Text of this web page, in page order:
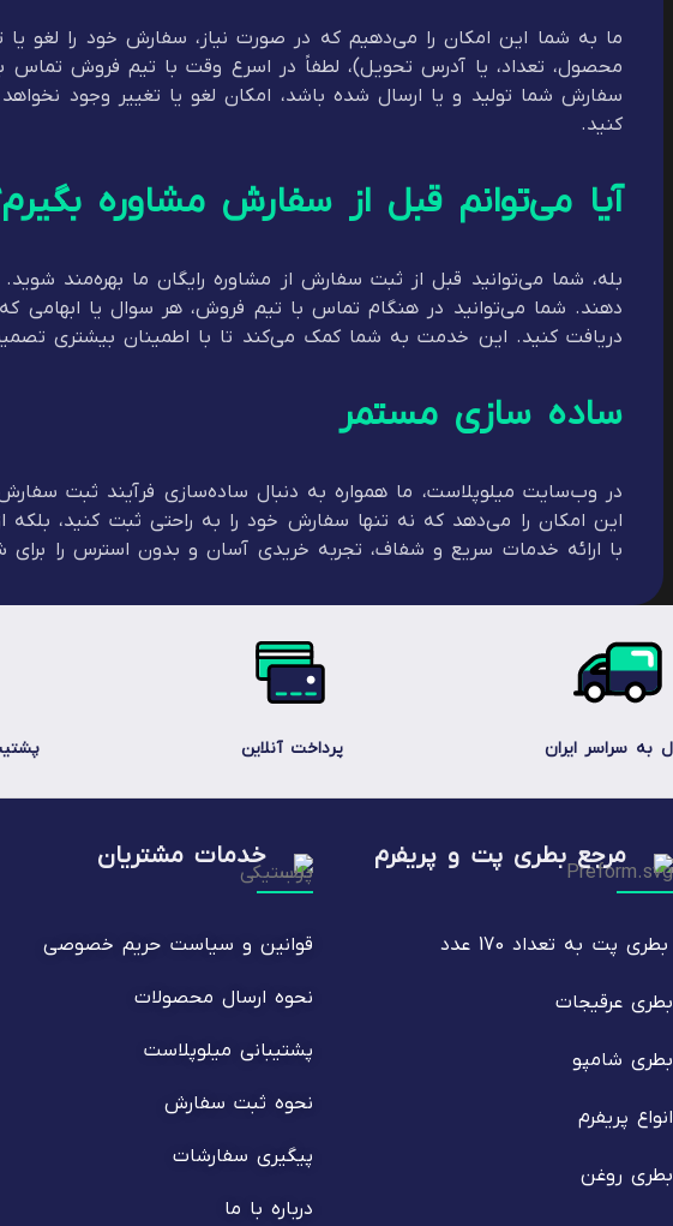
ما به شما این امکان را می‌دهیم که در صورت نیاز، سفارش خود را لغو
محصول، تعداد، یا آدرس تحویل)، لطفاً در اسرع وقت با تیم فروش تماس
سفارش شما تولید و یا ارسال شده باشد، امکان لغو یا تغییر وجود
کنید.
آیا می‌توانم قبل از سفارش مشاوره
بله، شما می‌توانید قبل از ثبت سفارش از مشاوره رایگان ما بهره‌مند
دهند. شما می‌توانید در هنگام تماس با تیم فروش، هر سوال یا ابهامی
دریافت کنید. این خدمت به شما کمک می‌کند تا با اطمینان بیشتری
ساده سازی مستمر
در وب‌سایت میلوپلاست، ما همواره به دنبال ساده‌سازی فرآیند ثبت
این امکان را می‌دهد که نه تنها سفارش خود را به راحتی ثبت کنید، بلکه
با ارائه خدمات سریع و شفاف، تجربه خریدی آسان و بدون استرس را برای
به سراسر ایران پرداخت آنلاین
مرجع بطری پت و پریفرم
بطری پت به تعداد 170 عدد
بطری عرقیجات
بطری شامپو
انواع پریفرم
بطری روغن
خدمات مشتریان
قوانین و سیاست حریم خصوصی
نحوه ارسال محصولات
پشتیبانی میلوپلاست
نحوه ثبت سفارش
پیگیری سفارشات
درباره با ما